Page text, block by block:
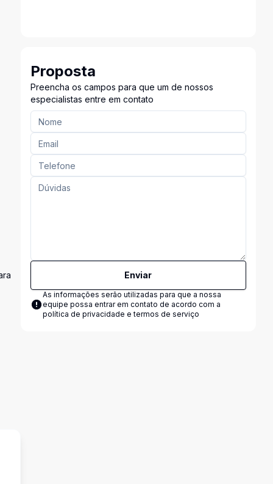
Proposta
Preencha os campos para que um de nossos
especialistas entre em contato
Enviar
As informações serão utilizadas para que a nossa
equipe possa entrar em contato de acordo com a
política de privacidade e termos de serviço